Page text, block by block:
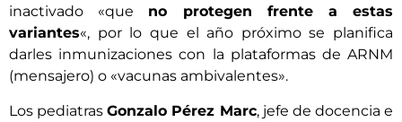
inactivado «que no protegen frente a estas
variantes«, por lo que el año próximo se planifica
darles inmunizaciones con la plataformas de ARNM
(mensajero) o «vacunas ambivalentes».
Los pediatrasGonzalo Pérez Marc, jefe de docencia e